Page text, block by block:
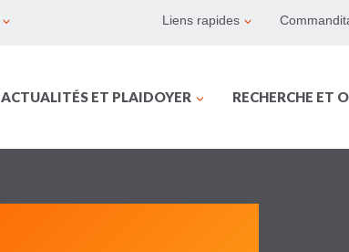
Liens rapides
ACTUALITÉS ET PLAIDOYER RECHERCHE ET